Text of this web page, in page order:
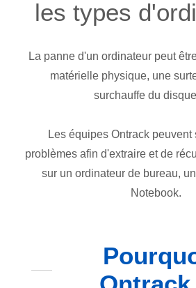
les types
La panne d'un ordinateur peut
matérielle physique, une
surchauffe du
Les équipes Ontrack peuvent
problèmes afin d'extraire et de
sur un ordinateur de bureau,
Notebook.